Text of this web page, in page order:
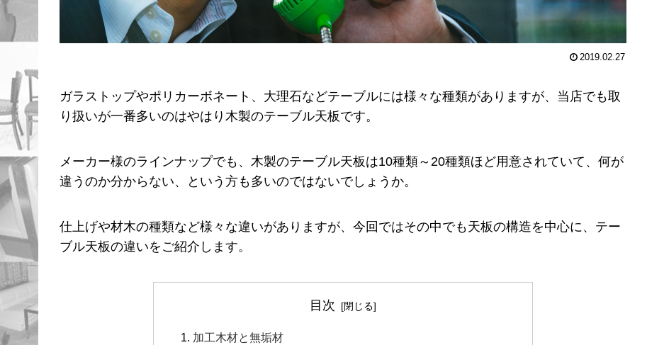
2019.02.27
ガラストップやポリカーボネート、大理石などテーブルには様々な種類がありますが、当店でも取
り扱いが一番多いのはやはり木製のテーブル天板です。
メーカー様のラインナップでも、木製のテーブル天板は10種類～20種類ほど用意されていて、何が
違うのか分からない、という方も多いのではないでしょうか。
仕上げや材木の種類など様々な違いがありますが、今回ではその中でも天板の構造を中心に、テー
ブル天板の違いをご紹介します。
目次
加工木材と無垢材